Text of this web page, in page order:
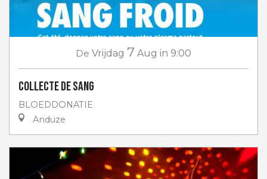
De Vrijdag 7 Aug in 9:00
Collecte de sang
BLOEDDONATIE
Anduze